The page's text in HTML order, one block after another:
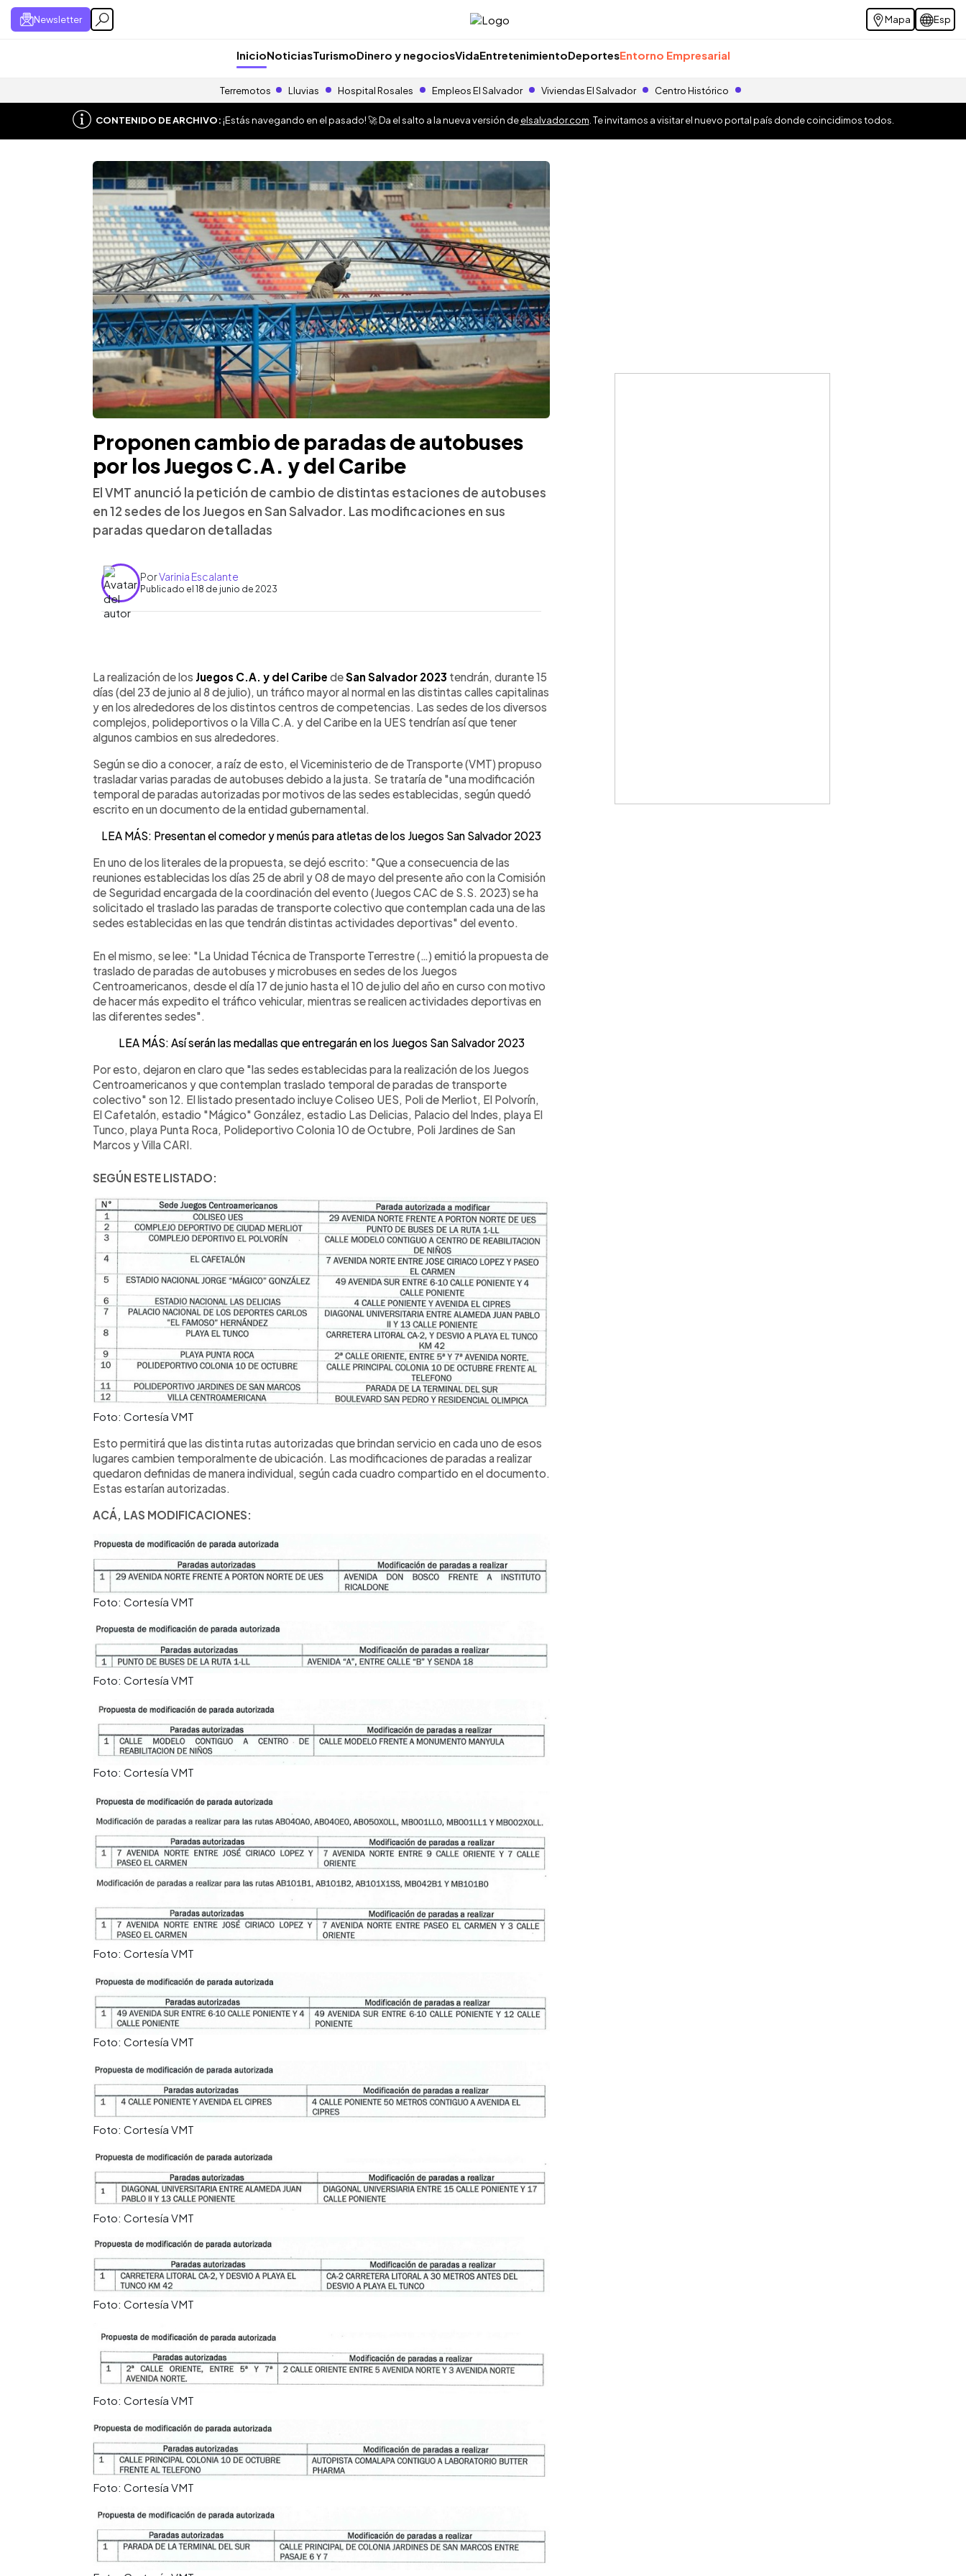
Newsletter Mapa Esp
InicioNoticiasTurismoDinero y negociosVidaEntretenimientoDeportesEntorno Empresarial
Terremotos Lluvias Hospital Rosales Empleos El Salvador Viviendas El Salvador Centro Histórico
CONTENIDO DE ARCHIVO:¡Estás navegando en el pasado! 🚀 Da el salto a la nueva versión deelsalvador.com . Te invitamos a visitar el nuevo portal país donde coincidimos todos.
Proponen cambio de paradas de autobuses
por los Juegos C.A. y del Caribe
El VMT anunció la petición de cambio de distintas estaciones de autobuses
en 12 sedes de los Juegos en San Salvador. Las modificaciones en sus
paradas quedaron detalladas
PorVarinia Escalante
Publicado el 18 de junio de 2023
► Escuchar artículo
La realización de los Juegos C.A. y del Caribe deSan Salvador 2023 tendrán, durante 15
días (del 23 de junio al 8 de julio), un tráfico mayor al normal en las distintas calles capitalinas
y en los alrededores de los distintos centros de competencias. Las sedes de los diversos
complejos, polideportivos o la Villa C.A. y del Caribe en la UES tendrían así que tener
algunos cambios en sus alrededores.
Según se dio a conocer, a raíz de esto, el Viceministerio de de Transporte (VMT) propuso
trasladar varias paradas de autobuses debido a la justa. Se trataría de "una modificación
temporal de paradas autorizadas por motivos de las sedes establecidas, según quedó
escrito en un documento de la entidad gubernamental.
LEA MÁS: Presentan el comedor y menús para atletas de los Juegos San Salvador 2023
En uno de los literales de la propuesta, se dejó escrito: "Que a consecuencia de las
reuniones establecidas los días 25 de abril y 08 de mayo del presente año con la Comisión
de Seguridad encargada de la coordinación del evento (Juegos CAC de S.S. 2023) se ha
solicitado el traslado las paradas de transporte colectivo que contemplan cada una de las
sedes establecidas en las que tendrán distintas actividades deportivas" del evento.
En el mismo, se lee: "La Unidad Técnica de Transporte Terrestre (…) emitió la propuesta de
traslado de paradas de autobuses y microbuses en sedes de los Juegos
Centroamericanos, desde el día 17 de junio hasta el 10 de julio del año en curso con motivo
de hacer más expedito el tráfico vehicular, mientras se realicen actividades deportivas en
las diferentes sedes".
LEA MÁS: Así serán las medallas que entregarán en los Juegos San Salvador 2023
Por esto, dejaron en claro que "las sedes establecidas para la realización de los Juegos
Centroamericanos y que contemplan traslado temporal de paradas de transporte
colectivo" son 12. El listado presentado incluye Coliseo UES, Poli de Merliot, El Polvorín,
El Cafetalón, estadio "Mágico" González, estadio Las Delicias, Palacio del Indes, playa El
Tunco, playa Punta Roca, Polideportivo Colonia 10 de Octubre, Poli Jardines de San
Marcos y Villa CARI.
SEGÚN ESTE LISTADO:
Foto: Cortesía VMT
Esto permitirá que las distinta rutas autorizadas que brindan servicio en cada uno de esos
lugares cambien temporalmente de ubicación. Las modificaciones de paradas a realizar
quedaron definidas de manera individual, según cada cuadro compartido en el documento.
Estas estarían autorizadas.
ACÁ, LAS MODIFICACIONES:
Foto: Cortesía VMT
Foto: Cortesía VMT
Foto: Cortesía VMT
Foto: Cortesía VMT
Foto: Cortesía VMT
Foto: Cortesía VMT
Foto: Cortesía VMT
Foto: Cortesía VMT
Foto: Cortesía VMT
Foto: Cortesía VMT